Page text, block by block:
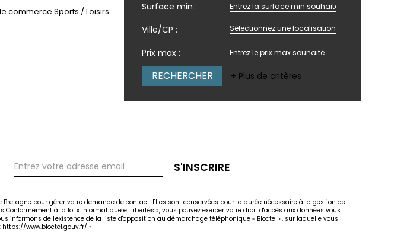
Surface min :
Ville/CP :
Sélectionnez une localisation
Prix max :
+ Plus de critères
commerce Sports / Loisirs
S'INSCRIRE
pour gérer votre demande de contact. Elles sont conservées pour la durée nécessaire à la gestion de
à la loi « informatique et libertés », vous pouvez exercer votre droit d'accès aux données vous
informons de l'existence de la liste d'opposition au démarchage téléphonique « Bloctel », sur laquelle vous
https://www.bloctel.gouv.fr/ »